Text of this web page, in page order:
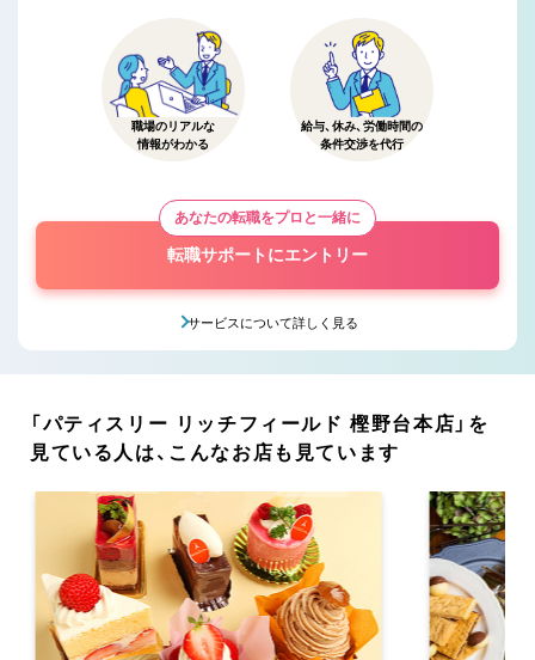
職場のリアルな
情報がわかる
給与、休み、労働時間の
条件交渉を代行
あなたの転職をプロと一緒に
転職サポートにエントリー
サービスについて詳しく見る
「パティスリー リッチフィールド 樫野台本店」を
見ている人は、こんなお店も見ています